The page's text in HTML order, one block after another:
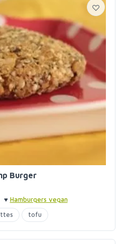
Burger
♥ Hamburgers vegan
tofu